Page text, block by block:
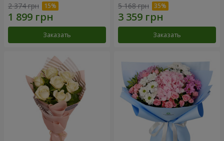
2 374 грн
Заказать
5 168 грн
Заказать